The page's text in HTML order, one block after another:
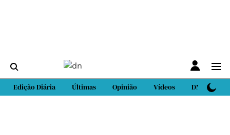
Edição Diária Últimas Opinião Vídeos DN Sport